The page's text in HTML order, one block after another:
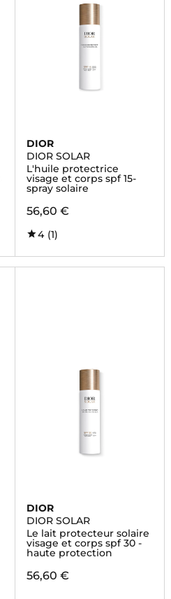
DIOR
DIOR SOLAR
L'huile protectrice
visage et corps spf 15-
spray solaire
56,60 €
4 (1)
DIOR
DIOR SOLAR
Le lait protecteur solaire
visage et corps spf 30 -
haute protection
56,60 €